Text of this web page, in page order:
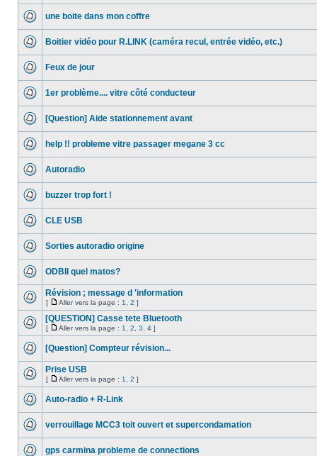
une boite dans mon coffre
Boitier vidéo pour R.LINK (caméra recul, entrée vidéo, etc.)
Feux de jour
1er problème.... vitre côté conducteur
[Question] Aide stationnement avant
help !! probleme vitre passager megane 3 cc
Autoradio
buzzer trop fort !
CLE USB
Sorties autoradio origine
ODBII quel matos?
Révision ; message d 'information
[ Aller vers la page : 1 2 ]
[QUESTION] Casse tete Bluetooth
[ Aller vers la page : 1 2 3 4 ]
[Question] Compteur révision...
Prise USB
[ Aller vers la page : 1 2 ]
Auto-radio + R-Link
verrouillage MCC3 toit ouvert et supercondamation
gps carmina probleme de connections